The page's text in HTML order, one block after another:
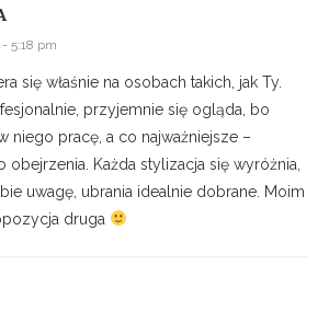
5:18 pm
się właśnie na osobach takich, jak Ty.
przyjemnie się ogląda, bo
niego pracę, a co najważniejsze –
obejrzenia. Każda stylizacja się wyróżnia,
uwagę, ubrania idealnie dobrane. Moim
druga